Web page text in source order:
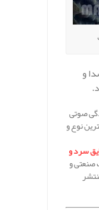
و
صوتی
نوع و
سرد و
و